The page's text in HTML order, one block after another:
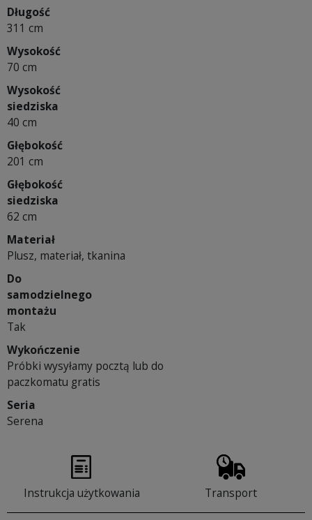
Długość
311 cm
Wysokość
70 cm
Wysokość
siedziska
40 cm
Głębokość
201 cm
Głębokość
siedziska
62 cm
Materiał
Plusz, materiał, tkanina
Do
samodzielnego
montażu
Tak
Wykończenie
Próbki wysyłamy pocztą lub do
paczkomatu gratis
Seria
Serena
Instrukcja użytkowania Transport